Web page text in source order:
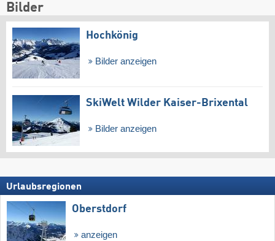
Bilder
Hochkönig
Bilder anzeigen
SkiWelt Wilder Kaiser-Brixental
Bilder anzeigen
Urlaubsregionen
Oberstdorf
anzeigen